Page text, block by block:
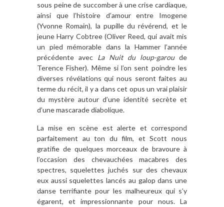
sous peine de succomber à une crise cardiaque,
ainsi que l’histoire d’amour entre Imogene
(Yvonne Romain), la pupille du révérend, et le
jeune Harry Cobtree (Oliver Reed, qui avait mis
un pied mémorable dans la Hammer l’année
précédente avec La Nuit du loup-garoude
Terence Fisher). Même si l’on sent poindre les
diverses révélations qui nous seront faites au
terme du récit, il y a dans cet opus un vrai plaisir
du mystère autour d’une identité secrète et
d’une mascarade diabolique.
La mise en scène est alerte et correspond
parfaitement au ton du film, et Scott nous
gratifie de quelques morceaux de bravoure à
l’occasion des chevauchées macabres des
spectres, squelettes juchés sur des chevaux
eux aussi squelettes lancés au galop dans une
danse terrifiante pour les malheureux qui s’y
égarent, et impressionnante pour nous. La